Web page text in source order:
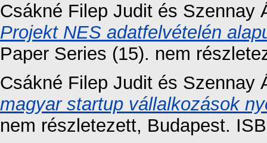
Csákné Filep Judit és Szennay
Projekt NES adatfelvételén
Paper Series (15). nem
Csákné Filep Judit és Szennay
magyar startup vállalkozások
nem részletezett, Budapest.